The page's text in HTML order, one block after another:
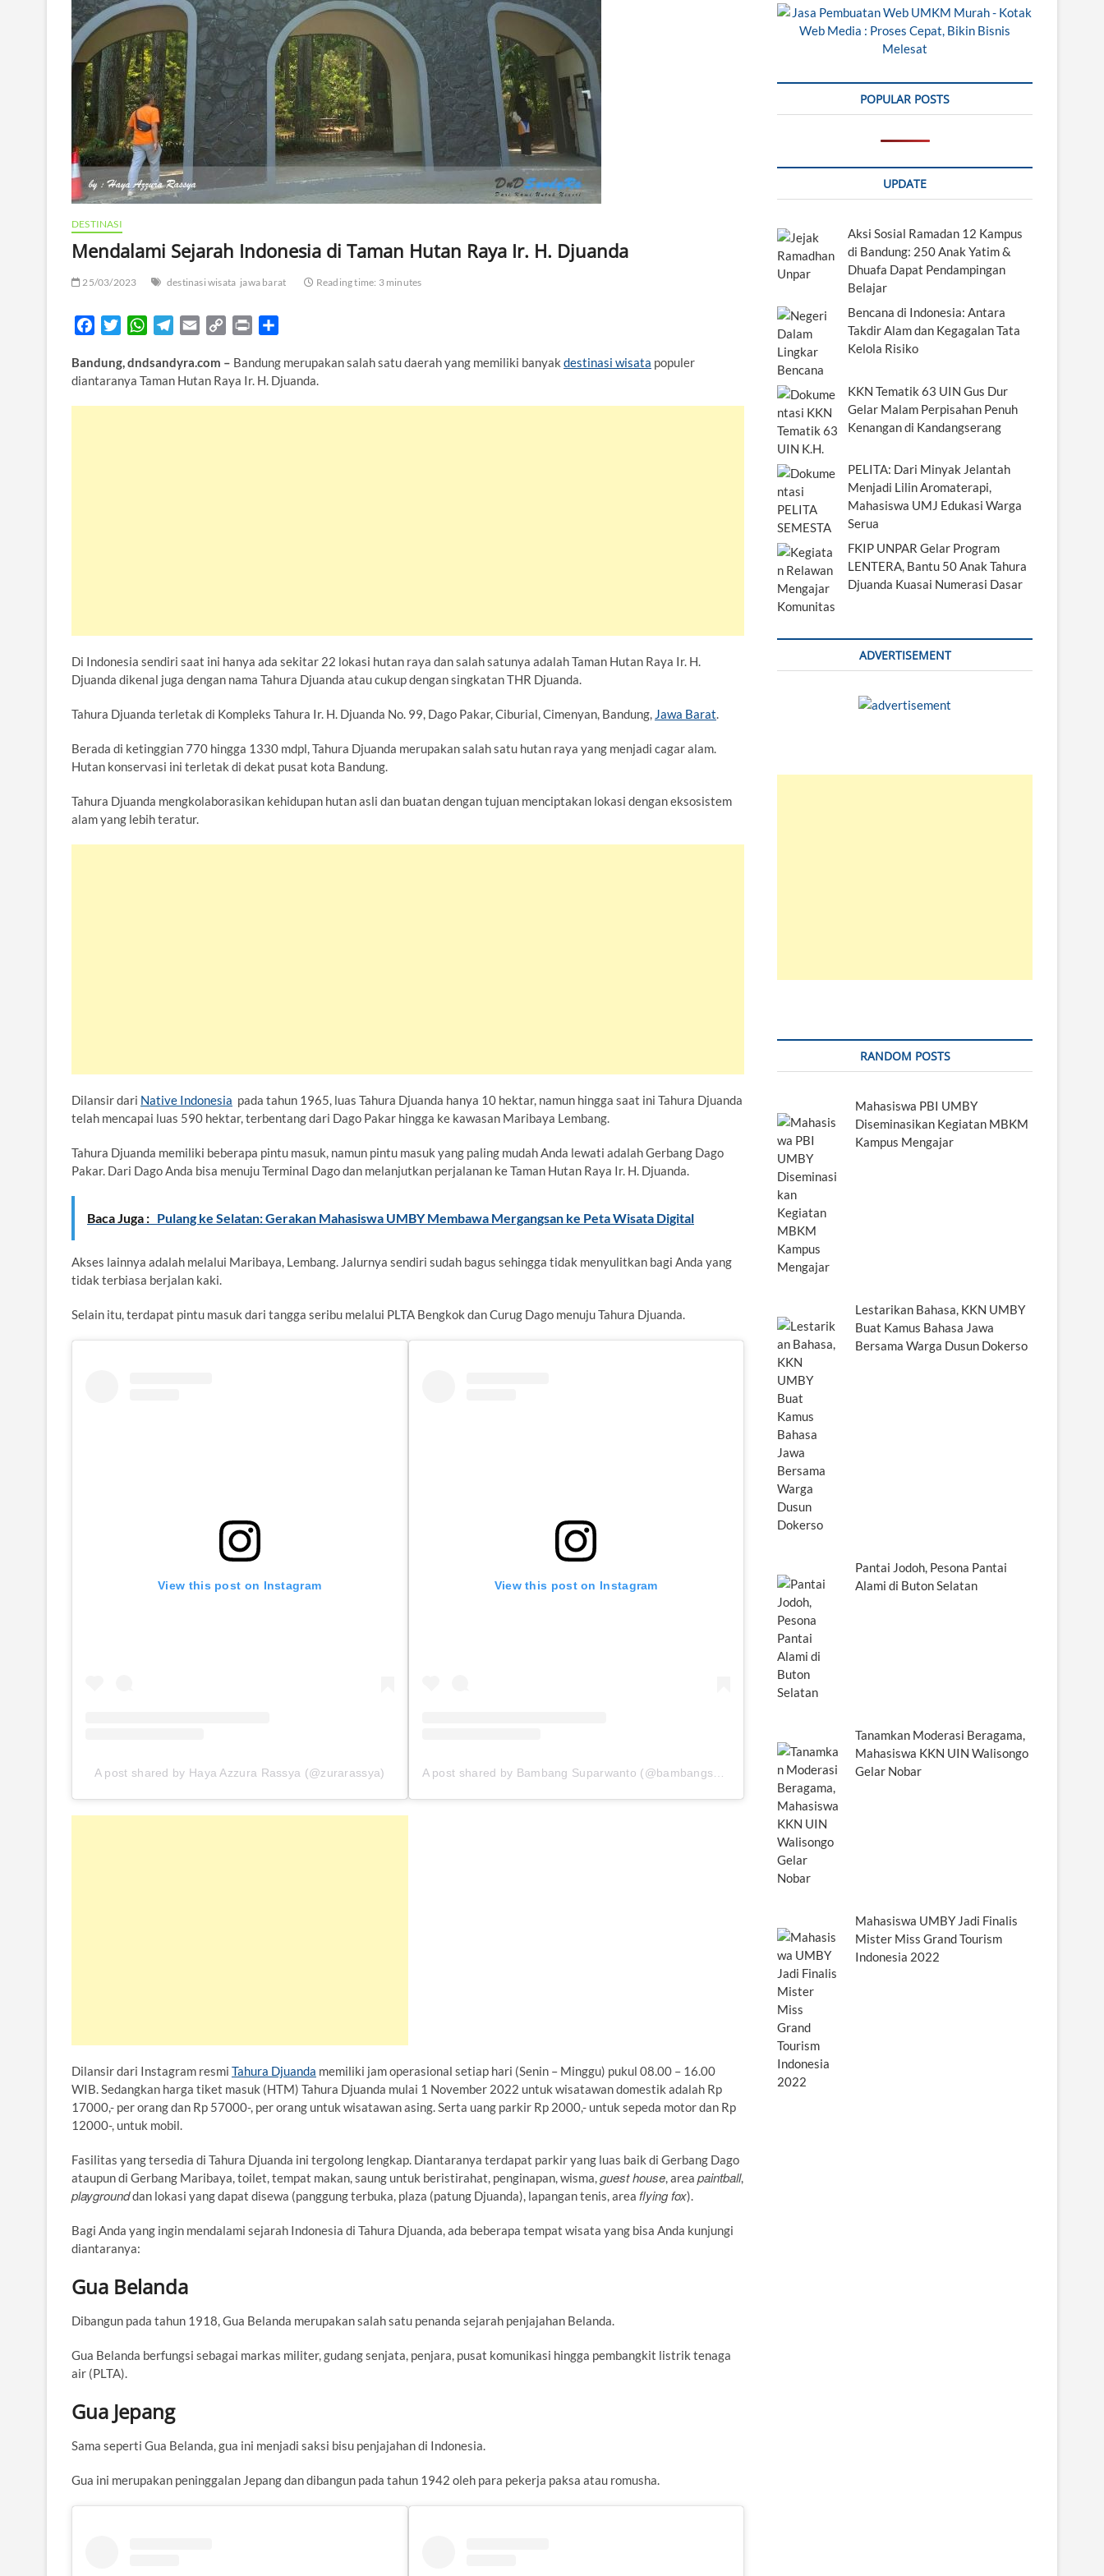
DESTINASI
Mendalami Sejarah Indonesia di Taman Hutan Raya Ir. H. Djuanda
25/03/2023 destinasi wisata jawa barat Reading time: 3 minutes
c
e
b
i
t
t
W
a
t
s
l
e
g
a
i
l
p
y
L
i
n
t
a
r
e
Bandung, dndsandyra.com – Bandung merupakan salah satu daerah yang memiliki banyak destinasi wisata populer
diantaranya Taman Hutan Raya Ir. H. Djuanda.
Di Indonesia sendiri saat ini hanya ada sekitar 22 lokasi hutan raya dan salah satunya adalah Taman Hutan Raya Ir. H.
Djuanda dikenal juga dengan nama Tahura Djuanda atau cukup dengan singkatan THR Djuanda.
Tahura Djuanda terletak di Kompleks Tahura Ir. H. Djuanda No. 99, Dago Pakar, Ciburial, Cimenyan, Bandung, Jawa Barat.
Berada di ketinggian 770 hingga 1330 mdpl, Tahura Djuanda merupakan salah satu hutan raya yang menjadi cagar alam.
Hutan konservasi ini terletak di dekat pusat kota Bandung.
Tahura Djuanda mengkolaborasikan kehidupan hutan asli dan buatan dengan tujuan menciptakan lokasi dengan eksosistem
alam yang lebih teratur.
Dilansir dari Native Indonesia pada tahun 1965, luas Tahura Djuanda hanya 10 hektar, namun hingga saat ini Tahura Djuanda
telah mencapai luas 590 hektar, terbentang dari Dago Pakar hingga ke kawasan Maribaya Lembang.
Tahura Djuanda memiliki beberapa pintu masuk, namun pintu masuk yang paling mudah Anda lewati adalah Gerbang Dago
Pakar. Dari Dago Anda bisa menuju Terminal Dago dan melanjutkan perjalanan ke Taman Hutan Raya Ir. H. Djuanda.
Baca Juga : Pulang ke Selatan: Gerakan Mahasiswa UMBY Membawa Mergangsan ke Peta Wisata Digital
Akses lainnya adalah melalui Maribaya, Lembang. Jalurnya sendiri sudah bagus sehingga tidak menyulitkan bagi Anda yang
tidak terbiasa berjalan kaki.
Selain itu, terdapat pintu masuk dari tangga seribu melalui PLTA Bengkok dan Curug Dago menuju Tahura Djuanda.
View this post on Instagram
A post shared by Haya Azzura Rassya (@zurarassya)
View this post on Instagram
Dilansir dari Instagram resmi Tahura Djuanda memiliki jam operasional setiap hari (Senin – Minggu) pukul 08.00 – 16.00
WIB. Sedangkan harga tiket masuk (HTM) Tahura Djuanda mulai 1 November 2022 untuk wisatawan domestik adalah Rp
17000,- per orang dan Rp 57000-, per orang untuk wisatawan asing. Serta uang parkir Rp 2000,- untuk sepeda motor dan Rp
12000-, untuk mobil.
Fasilitas yang tersedia di Tahura Djuanda ini tergolong lengkap. Diantaranya terdapat parkir yang luas baik di Gerbang Dago
ataupun di Gerbang Maribaya, toilet, tempat makan, saung untuk beristirahat, penginapan, wisma,guest house, area paintball,
playgrounddan lokasi yang dapat disewa (panggung terbuka, plaza (patung Djuanda), lapangan tenis, area flying fox).
Bagi Anda yang ingin mendalami sejarah Indonesia di Tahura Djuanda, ada beberapa tempat wisata yang bisa Anda kunjungi
diantaranya:
Gua Belanda
Dibangun pada tahun 1918, Gua Belanda merupakan salah satu penanda sejarah penjajahan Belanda.
Gua Belanda berfungsi sebagai markas militer, gudang senjata, penjara, pusat komunikasi hingga pembangkit listrik tenaga
air (PLTA).
Gua Jepang
Sama seperti Gua Belanda, gua ini menjadi saksi bisu penjajahan di Indonesia.
Gua ini merupakan peninggalan Jepang dan dibangun pada tahun 1942 oleh para pekerja paksa atau romusha.
POPULAR POSTS
UPDATE
Aksi Sosial Ramadan 12 Kampus
di Bandung: 250 Anak Yatim &
Dhuafa Dapat Pendampingan
Belajar
Bencana di Indonesia: Antara
Takdir Alam dan Kegagalan Tata
Kelola Risiko
KKN Tematik 63 UIN Gus Dur
Gelar Malam Perpisahan Penuh
Kenangan di Kandangserang
PELITA: Dari Minyak Jelantah
Menjadi Lilin Aromaterapi,
Mahasiswa UMJ Edukasi Warga
Serua
FKIP UNPAR Gelar Program
LENTERA, Bantu 50 Anak Tahura
Djuanda Kuasai Numerasi Dasar
ADVERTISEMENT
RANDOM POSTS
Mahasiswa PBI UMBY
Diseminasikan Kegiatan MBKM
Kampus Mengajar
Lestarikan Bahasa, KKN UMBY
Buat Kamus Bahasa Jawa
Bersama Warga Dusun Dokerso
Pantai Jodoh, Pesona Pantai
Alami di Buton Selatan
Tanamkan Moderasi Beragama,
Mahasiswa KKN UIN Walisongo
Gelar Nobar
Mahasiswa UMBY Jadi Finalis
Mister Miss Grand Tourism
Indonesia 2022